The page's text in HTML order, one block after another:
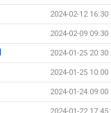
2024-02-12 16:30
2024-02-09 09:30
2024-01-25 20:30
2024-01-25 10:00
2024-01-24 09:00